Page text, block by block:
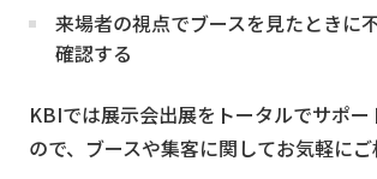
来場者の視点でブースを見たときに
確認する
KBIでは展示会出展をトータルでサポー
ので、ブースや集客に関してお気軽にご